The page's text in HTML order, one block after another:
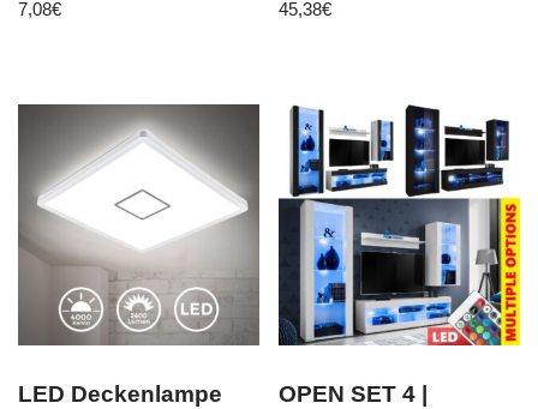
7,08€
Dekubitus Kissen
45,38€
LED Deckenlampe
OPEN SET 4 |